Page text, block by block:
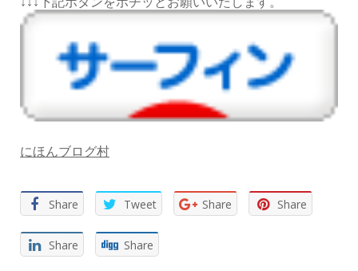
にほんブログ村
Share Tweet Share Share
Share Share